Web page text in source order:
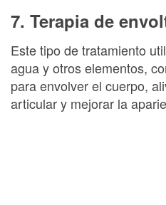
7. Terapia de
Este tipo de tratamiento
agua y otros elementos,
para envolver el cuerpo,
articular y mejorar la